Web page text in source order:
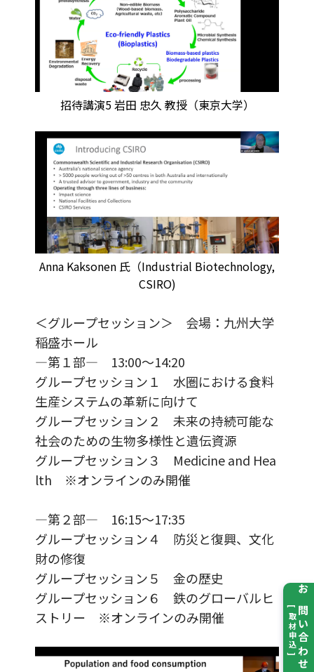
お問い合わせ
[ 取材申込 ]
招待講演5 岩田 忠久 教授（東京大学）
Anna Kaksonen 氏（Industrial Biotechnology,
CSIRO)
＜グループセッション＞ 会場：九州大学
稲盛ホール
―第１部― 13:00～14:20
グループセッション１ 水圏における食料
生産システムの革新に向けて
グループセッション２ 未来の持続可能な
社会のための生物多様性と遺伝資源
グループセッション３ Medicine and Hea
lth ※オンラインのみ開催
―第２部― 16:15～17:35
グループセッション４ 防災と復興、文化
財の修復
グループセッション５ 金の歴史
グループセッション６ 鉄のグローバルヒ
ストリー ※オンラインのみ開催